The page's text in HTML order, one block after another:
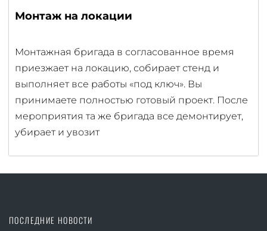
Монтаж на локации
Монтажная бригада в согласованное время
приезжает на локацию, собирает стенд и
выполняет все работы «под ключ». Вы
принимаете полностью готовый проект. После
мероприятия та же бригада все демонтирует,
убирает и увозит
ПОСЛЕДНИЕ НОВОСТИ